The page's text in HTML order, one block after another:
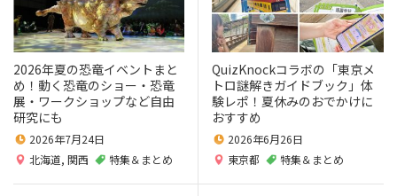
2026年夏の恐竜イベントまと
め！動く恐竜のショー・恐竜
展・ワークショップなど自由
研究にも
2026年7月24日
北海道, 関西 特集＆まとめ
QuizKnockコラボの「東京メ
トロ謎解きガイドブック」体
験レポ！夏休みのおでかけに
おすすめ
2026年6月26日
東京都
特集＆まとめ